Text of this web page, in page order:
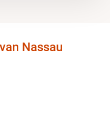
Nassau